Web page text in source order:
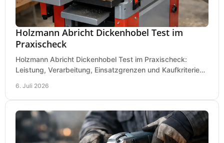
Holzmann Abricht Dickenhobel Test im
Praxischeck
Holzmann Abricht Dickenhobel Test im Praxischeck:
Leistung, Verarbeitung, Einsatzgrenzen und Kaufkriterien
6. Juli 2026